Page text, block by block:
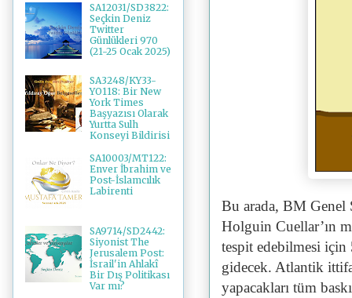
Bu arada, BM Genel
Holguin Cuellar’ın
tespit edebilmesi için
gidecek. Atlantik
yapacakları tüm
SA12031/SD3822:
Seçkin Deniz
Twitter
Günlükleri 970
(21-25 Ocak 2025)
SA3248/KY33-
YO118: Bir New
York Times
Başyazısı Olarak
Yurtta Sulh
Konseyi Bildirisi
SA10003/MT122:
Enver İbrahim ve
Post-İslamcılık
Labirenti
SA9714/SD2442:
Siyonist The
Jerusalem Post:
İsrail'in Ahlakî
Bir Dış Politikası
Var mı?